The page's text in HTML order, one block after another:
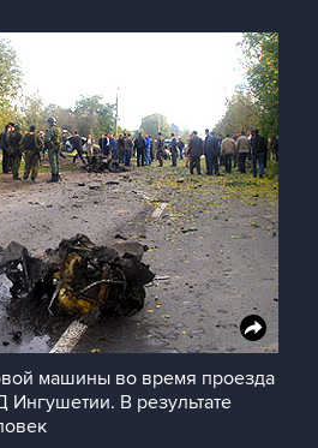
машины во время проезда
В результате